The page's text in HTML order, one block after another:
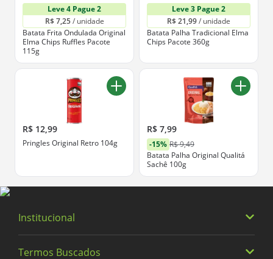
Leve 4 Pague 2
R$ 7,25 / unidade
Batata Frita Ondulada Original
Elma Chips Ruffles Pacote
115g
Leve 3 Pague 2
R$ 21,99 / unidade
Batata Palha Tradicional Elma
Chips Pacote 360g
R$ 12,99
Pringles Original Retro 104g
R$ 7,99
-15% R$ 9,49
Batata Palha Original Qualitá
Sachê 100g
Institucional
Quem somos
Termos Buscados